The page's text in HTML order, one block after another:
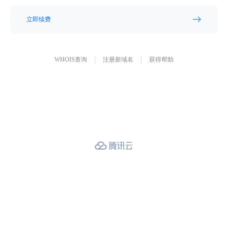
立即续费
WHOIS查询 注册新域名 获得帮助